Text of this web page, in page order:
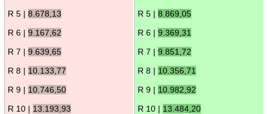
R 5 | 8.678,13
R 6 | 9.167,62
R 7 | 9.639,65
R 8 | 10.133,77
R 9 | 10.746,50
R 10 | 13.193,93
R 5 | 8.869,05
R 6 | 9.369,31
R 7 | 9.851,72
R 8 | 10.356,71
R 9 | 10.982,92
R 10 | 13.484,20